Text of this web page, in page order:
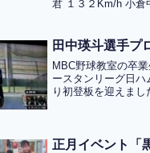
KOR JPN】
君 １３２Km/h 小倉
小学低／女性の部
文はクリック
田中瑛斗選手プ
MBC野球教室の卒
ースタンリーグ日ハ
り初登板を迎えまし
正月イベント「